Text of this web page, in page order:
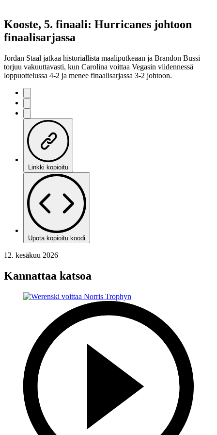
Kooste, 5. finaali: Hurricanes johtoon
finaalisarjassa
Jordan Staal jatkaa historiallista maaliputkeaan ja Brandon Bussi
torjuu vakuuttavasti, kun Carolina voittaa Vegasin viidennessä
loppuottelussa 4-2 ja menee finaalisarjassa 3-2 johtoon.
Linkki kopioitu
Upota kopioitu koodi
12. kesäkuu 2026
Kannattaa katsoa